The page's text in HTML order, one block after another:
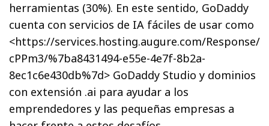
herramientas (30%). En este sentido, GoDaddy
cuenta con servicios de IA fáciles de usar como
<https://services.hosting.augure.com/Response/
cPPm3/%7ba8431494-e55e-4e7f-8b2a-
8ec1c6e430db%7d> GoDaddy Studio y dominios
con extensión .ai para ayudar a los
emprendedores y las pequeñas empresas a